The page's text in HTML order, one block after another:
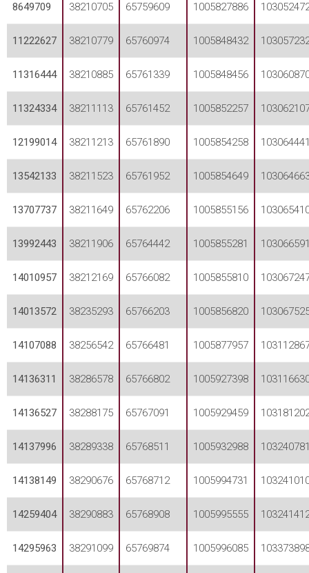
8649709 38210705 65759609 1005827886
11222627 38210779 65760974 1005848432
11316444 38210885 65761339 1005848456
11324334 38211113 65761452 1005852257
12199014 38211213 65761890 1005854258
13542133 38211523 65761952 1005854649
13707737 38211649 65762206 1005855156
13992443 38211906 65764442 1005855281
14010957 38212169 65766082 1005855810
14013572 38235293 65766203 1005856820
14107088 38256542 65766481 1005877957
14136311 38286578 65766802 1005927398
14136527 38288175 65767091 1005929459
14137996 38289338 65768511 1005932988
14138149 38290676 65768712 1005994731
14259404 38290883 65768908 1005995555
14295963 38291099 65769874 1005996085